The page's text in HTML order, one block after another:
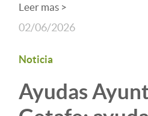
Leer mas >
02/06/2026
Noticia
Ayudas